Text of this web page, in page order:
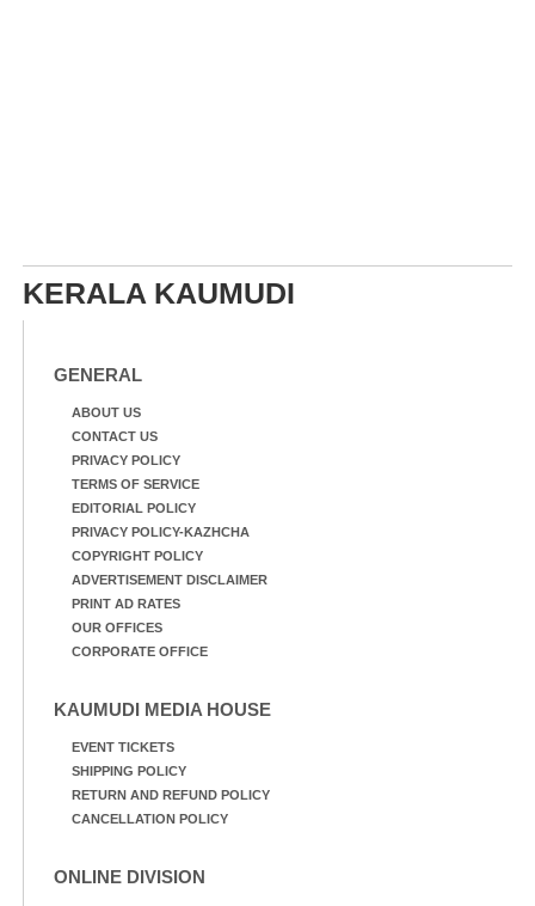
KERALA KAUMUDI
GENERAL
ABOUT US
CONTACT US
PRIVACY POLICY
TERMS OF SERVICE
EDITORIAL POLICY
PRIVACY POLICY-KAZHCHA
COPYRIGHT POLICY
ADVERTISEMENT DISCLAIMER
PRINT AD RATES
OUR OFFICES
CORPORATE OFFICE
KAUMUDI MEDIA HOUSE
EVENT TICKETS
SHIPPING POLICY
RETURN AND REFUND POLICY
CANCELLATION POLICY
ONLINE DIVISION